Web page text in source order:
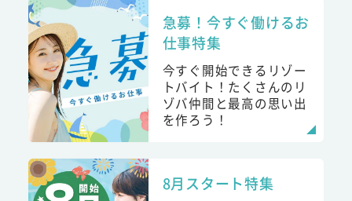
急募！今すぐ働けるお
仕事特集
今すぐ開始できるリゾー
トバイト！たくさんのリ
ゾバ仲間と最高の思い出
を作ろう！
8月スタート特集